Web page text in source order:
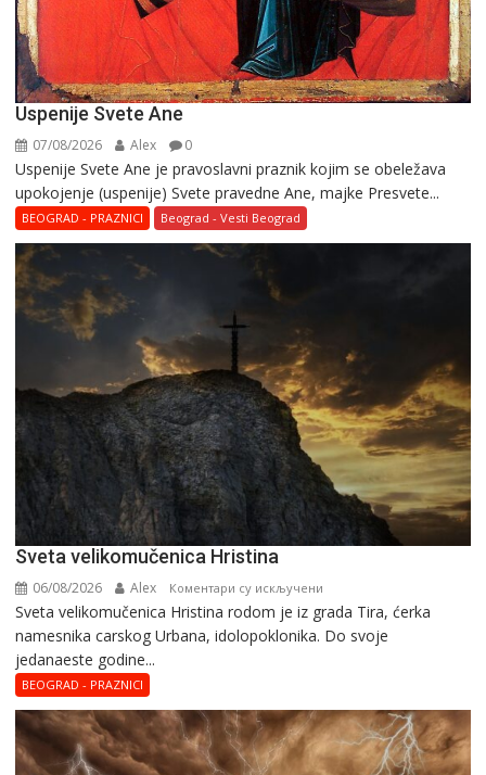
Uspenije Svete Ane
07/08/2026 Alex 0
Uspenije Svete Ane je pravoslavni praznik kojim se obeležava
upokojenje (uspenije) Svete pravedne Ane, majke Presvete...
BEOGRAD - PRAZNICI Beograd - Vesti Beograd
Svеta vеlikоmučеnica Hristina
06/08/2026 Alex Коментари су искључени
Svеta
vеlikоmučеnica
Svеta vеlikоmučеnica Hristina rodom je iz grada Tira, ćerka
namesnika carskog Urbana, idolopoklonika. Dо svоје
јеdanaеstе gоdinе...
BEOGRAD - PRAZNICI